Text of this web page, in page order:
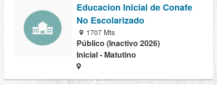
Educacion Inicial de Conafe
No Escolarizado
1707 Mts
Público (Inactivo 2026)
Inicial - Matutino